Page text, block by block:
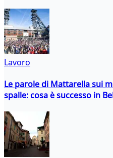
Lavoro
Le parole di Mattarella sui
spalle: cosa è successo in